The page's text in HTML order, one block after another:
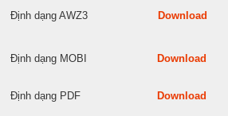
Định dạng AWZ3 Download
Định dạng MOBI Download
Định dạng PDF Download